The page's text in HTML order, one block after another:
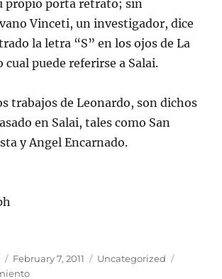
propio porta retrato; sin
Vinceti, un investigador, dice
la letra “S” en los ojos de La
cual puede referirse a Salai.
trabajos de Leonardo, son dichos
en Salai, tales como San
y Angel Encarnado.
Posted
on
February 7, 2011 Categories
Uncategorized